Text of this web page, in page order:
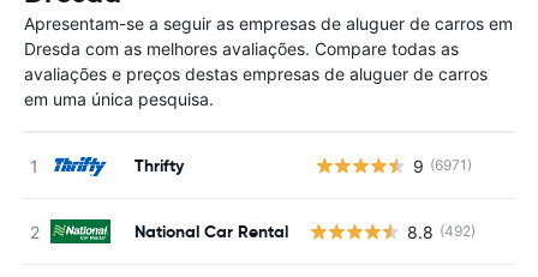
Apresentam-se a seguir as empresas de aluguer de carros em
Dresda com as melhores avaliações. Compare todas as
avaliações e preços destas empresas de aluguer de carros
em uma única pesquisa.
Thrifty 9 (6971)
National Car Rental 8.8 (492)